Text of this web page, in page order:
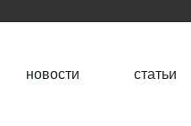
новости статьи